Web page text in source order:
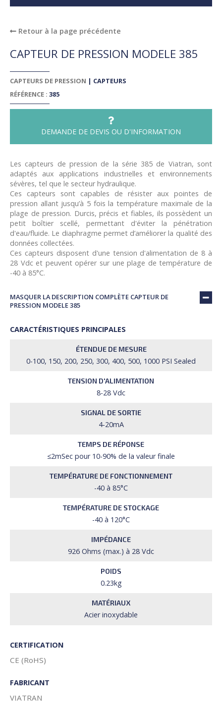
Retour à la page précédente
CAPTEUR DE PRESSION MODELE 385
CAPTEURS DE PRESSION | CAPTEURS
RÉFÉRENCE : 385
DEMANDE DE DEVIS OU D'INFORMATION
Les capteurs de pression de la série 385 de Viatran, sont
adaptés aux applications industrielles et environnements
sévères, tel que le secteur hydraulique.
Ces capteurs sont capables de résister aux pointes de
pression allant jusqu’à 5 fois la température maximale de la
plage de pression. Durcis, précis et fiables, ils possèdent un
petit boîtier scellé, permettant d'éviter la pénétration
d'eau/fluide. Le diaphragme permet d’améliorer la qualité des
données collectées.
Ces capteurs disposent d'une tension d'alimentation de 8 à
28 Vdc et peuvent opérer sur une plage de température de
-40 à 85°C.
MASQUER LA DESCRIPTION COMPLÈTE CAPTEUR DE
PRESSION MODELE 385
CARACTÉRISTIQUES PRINCIPALES
ÉTENDUE DE MESURE
0-100, 150, 200, 250, 300, 400, 500, 1000 PSI Sealed
TENSION D'ALIMENTATION
8-28 Vdc
SIGNAL DE SORTIE
4-20mA
TEMPS DE RÉPONSE
≤2mSec pour 10-90% de la valeur finale
TEMPÉRATURE DE FONCTIONNEMENT
-40 à 85°C
TEMPÉRATURE DE STOCKAGE
-40 à 120°C
IMPÉDANCE
926 Ohms (max.) à 28 Vdc
POIDS
0.23kg
MATÉRIAUX
Acier inoxydable
CERTIFICATION
CE (RoHS)
FABRICANT
VIATRAN